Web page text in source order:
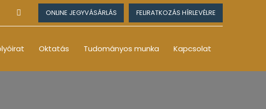
ONLINE JEGYVÁSÁRLÁS FELIRATKOZÁS HÍRLEVÉLRE
Oktatás Tudományos munka Kapcsolat